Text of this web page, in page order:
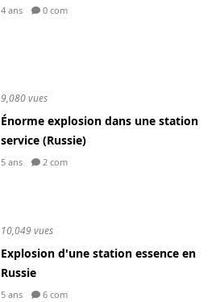
4 ans 0 com
9,080 vues
Énorme explosion dans une station
service (Russie)
5 ans 2 com
10,049 vues
Explosion d'une station essence en
Russie
5 ans 6 com